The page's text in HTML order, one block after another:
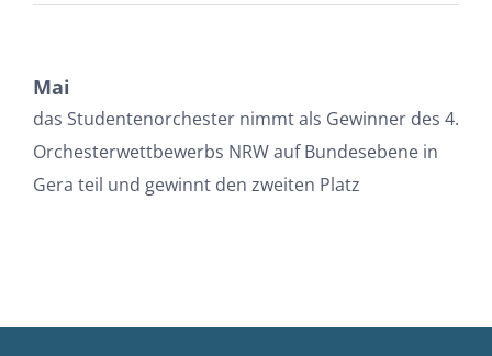
Mai
das Studentenorchester nimmt als Gewinner des 4.
Orchesterwettbewerbs NRW auf Bundesebene in
Gera teil und gewinnt den zweiten Platz